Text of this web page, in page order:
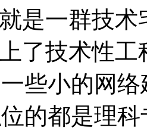
是一群技
了技术性
些小的网
的都是理